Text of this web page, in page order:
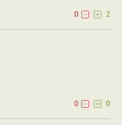
0
2
0
0